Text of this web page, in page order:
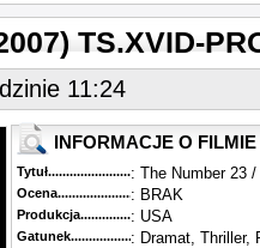
TS.XVID-
11:24
INFORMACJE O FILMIE
Tytuł............................................
: The Number 23
Ocena.............................................
: BRAK
Produkcja.........................................
: USA
Gatunek...........................................
: Dramat, Thriller,